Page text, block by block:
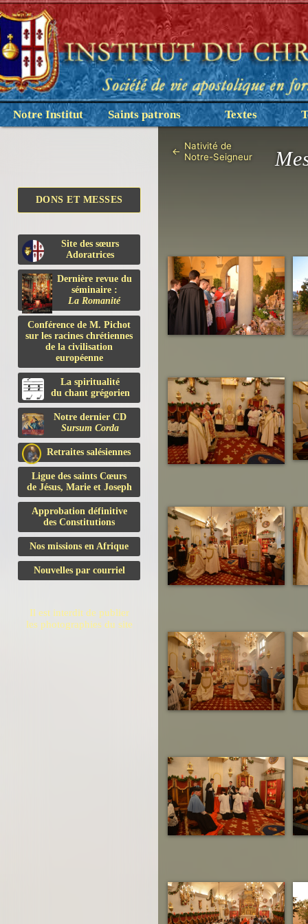
Notre Institut Saints patrons Textes
DONS ET MESSES
Site des sœurs
Adoratrices
Dernière revue du
séminaire :
La Romanité
Conférence de M. Pichot
sur les racines chrétiennes
de la civilisation
européenne
La spiritualité
du chant grégorien
Notre dernier CD
Sursum Corda
Retraites salésiennes
Ligue des saints Cœurs
de Jésus, Marie et Joseph
Approbation définitive
des Constitutions
Nos missions en Afrique
Nouvelles par courriel
Il est interdit de publier
les photographies du site
← Nativité de
Notre-Seigneur